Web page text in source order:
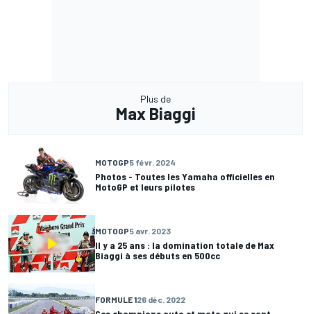
Plus de
Max Biaggi
MOTOGP5 févr. 2024
Photos - Toutes les Yamaha officielles en
MotoGP et leurs pilotes
MOTOGP5 avr. 2023
Il y a 25 ans : la domination totale de Max
Biaggi à ses débuts en 500cc
FORMULE 126 déc. 2022